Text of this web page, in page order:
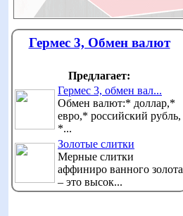
Гермес 3, Обмен валют
Предлагает:
Гермес 3, обмен вал...
Обмен валют:* доллар,*
евро,* российский рубль,
*...
Золотые слитки
Мерные слитки
аффиниро ванного золота
– это высок...